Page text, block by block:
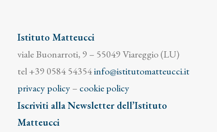
Istituto Matteucci
viale Buonarroti, 9 – 55049 Viareggio (LU)
tel +39 0584 54354info@istitutomatteucci.it
privacy policy– cookie policy
Iscriviti alla Newsletter dell’Istituto
Matteucci